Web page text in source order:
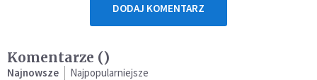
DODAJ KOMENTARZ
Komentarze ()
Najnowsze Najpopularniejsze